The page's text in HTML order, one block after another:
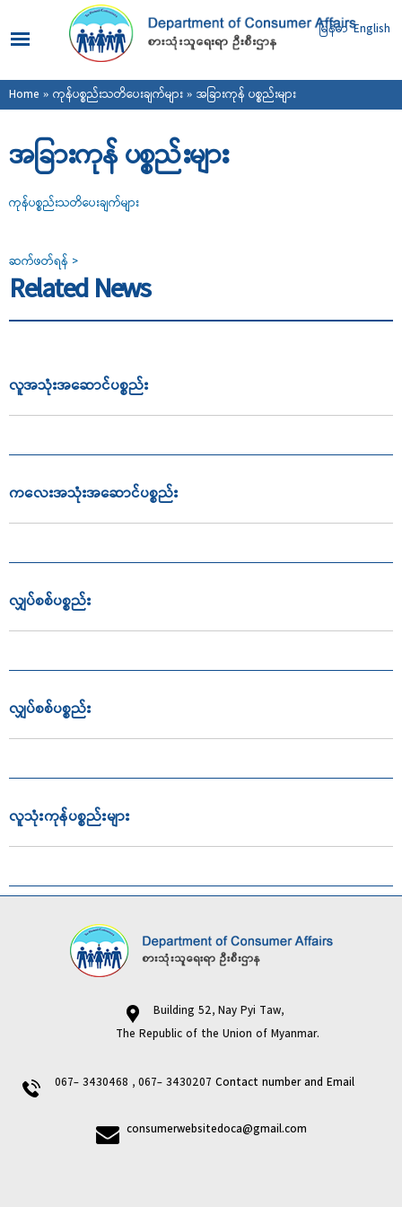
main
content
မြန်မာ English
You are here
Home » ကုန်ပစ္စည်းသတိပေးချက်များ» အခြားကုန် ပစ္စည်းများ
အခြားကုန် ပစ္စည်းများ
ကုန်ပစ္စည်းသတိပေးချက်များ
ဆက်ဖတ်ရန် >
Related News
လူအသုံးအဆောင်ပစ္စည်း
ကလေးအသုံးအဆောင်ပစ္စည်း
လျှပ်စစ်ပစ္စည်း
လျှပ်စစ်ပစ္စည်း
လူသုံးကုန်ပစ္စည်းများ
Building 52, Nay Pyi Taw,
The Republic of the Union of Myanmar.
067- 3430468 , 067- 3430207 Contact number and Email
consumerwebsitedoca@gmail.com